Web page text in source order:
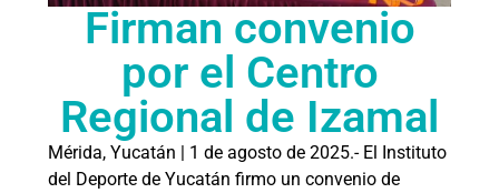
Firman convenio
por el Centro
Regional de Izamal
Mérida, Yucatán | 1 de agosto de 2025.- El Instituto
del Deporte de Yucatán firmo un convenio de